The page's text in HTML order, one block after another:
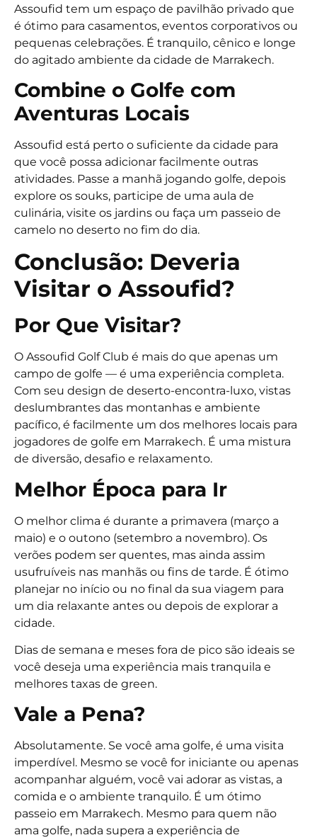
Assoufid tem um espaço de pavilhão privado que
é ótimo para casamentos, eventos corporativos ou
pequenas celebrações. É tranquilo, cênico e longe
do agitado ambiente da cidade de Marrakech.
Combine o Golfe com
Aventuras Locais
Assoufid está perto o suficiente da cidade para
que você possa adicionar facilmente outras
atividades. Passe a manhã jogando golfe, depois
explore os souks, participe de uma aula de
culinária, visite os jardins ou faça um passeio de
camelo no deserto no fim do dia.
Conclusão: Deveria
Visitar o Assoufid?
Por Que Visitar?
O Assoufid Golf Club é mais do que apenas um
campo de golfe — é uma experiência completa.
Com seu design de deserto-encontra-luxo, vistas
deslumbrantes das montanhas e ambiente
pacífico, é facilmente um dos melhores locais para
jogadores de golfe em Marrakech. É uma mistura
de diversão, desafio e relaxamento.
Melhor Época para Ir
O melhor clima é durante a primavera (março a
maio) e o outono (setembro a novembro). Os
verões podem ser quentes, mas ainda assim
usufruíveis nas manhãs ou fins de tarde. É ótimo
planejar no início ou no final da sua viagem para
um dia relaxante antes ou depois de explorar a
cidade.
Dias de semana e meses fora de pico são ideais se
você deseja uma experiência mais tranquila e
melhores taxas de green.
Vale a Pena?
Absolutamente. Se você ama golfe, é uma visita
imperdível. Mesmo se você for iniciante ou apenas
acompanhar alguém, você vai adorar as vistas, a
comida e o ambiente tranquilo. É um ótimo
passeio em Marrakech. Mesmo para quem não
ama golfe, nada supera a experiência de